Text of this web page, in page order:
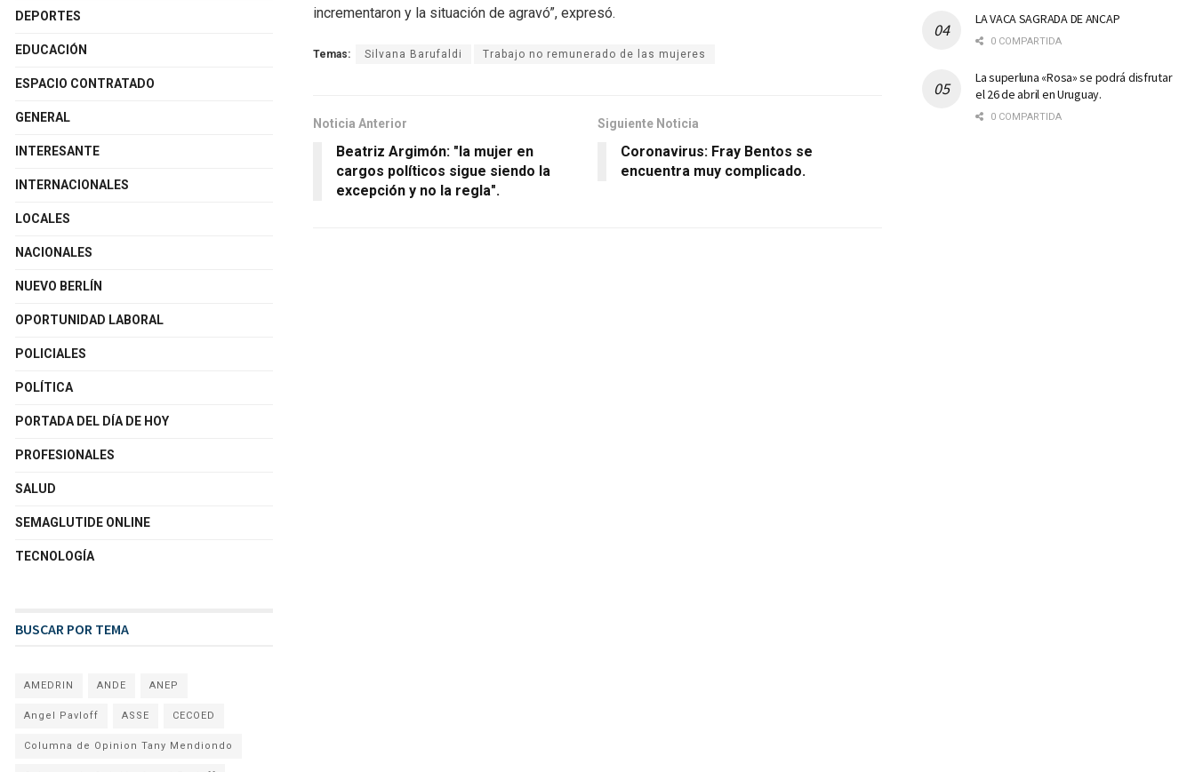
incrementaron y la situación de agravó”, expresó.
Temas: Silvana Barufaldi Trabajo no remunerado de las mujeres
Noticia Anterior
Beatriz Argimón: "la mujer en
cargos políticos sigue siendo la
excepción y no la regla".
Siguiente Noticia
Coronavirus: Fray Bentos se
encuentra muy complicado.
DEPORTES
EDUCACIÓN
ESPACIO CONTRATADO
GENERAL
INTERESANTE
INTERNACIONALES
LOCALES
NACIONALES
NUEVO BERLÍN
OPORTUNIDAD LABORAL
POLICIALES
POLÍTICA
PORTADA DEL DÍA DE HOY
PROFESIONALES
SALUD
SEMAGLUTIDE ONLINE
TECNOLOGÍA
BUSCAR POR TEMA
AMEDRIN ANDE ANEP
Angel Pavloff ASSE CECOED
Columna de Opinion Tany Mendiondo
LA VACA SAGRADA DE ANCAP
0 COMPARTIDA
La superluna «Rosa» se podrá disfrutar
el 26 de abril en Uruguay.
0 COMPARTIDA